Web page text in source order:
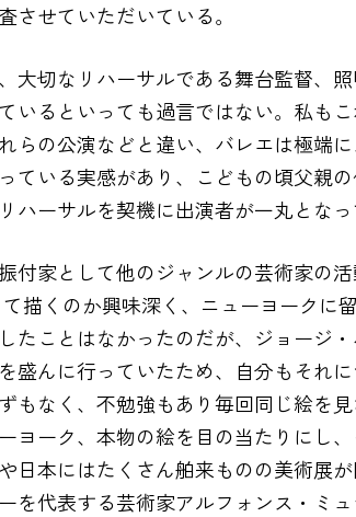
せていただいている。
切なリハーサルである舞台監督、
るといっても過言ではない。私も
らの公演などと違い、バレエは極端
いる実感があり、こどもの頃父親
ーサルを契機に出演者が一丸とな
家として他のジャンルの芸術家の
描くのか興味深く、ニューヨークに
ことはなかったのだが、ジョージ
んに行っていたため、自分もそれ
もなく、不勉強もあり毎回同じ絵
ーク、本物の絵を目の当たりにし
本にはたくさん舶来ものの美術展
代表する芸術家アルフォンス・ミ